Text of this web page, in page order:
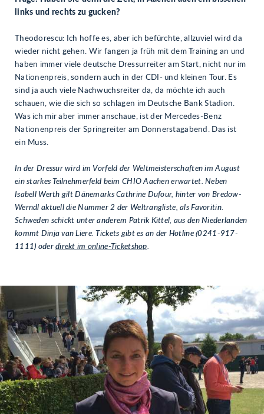
links und rechts zu gucken?
Theodorescu: Ich hoffe es, aber ich befürchte, allzuviel wird da
wieder nicht gehen. Wir fangen ja früh mit dem Training an und
haben immer viele deutsche Dressurreiter am Start, nicht nur im
Nationenpreis, sondern auch in der CDI- und kleinen Tour. Es
sind ja auch viele Nachwuchsreiter da, da möchte ich auch
schauen, wie die sich so schlagen im Deutsche Bank Stadion.
Was ich mir aber immer anschaue, ist der Mercedes-Benz
Nationenpreis der Springreiter am Donnerstagabend. Das ist
ein Muss.
In der Dressur wird im Vorfeld der Weltmeisterschaften im August
ein starkes Teilnehmerfeld beim CHIO Aachen erwartet. Neben
Isabell Werth gilt Dänemarks Cathrine Dufour, hinter von Bredow-
Werndl aktuell die Nummer 2 der Weltrangliste, als Favoritin.
Schweden schickt unter anderem Patrik Kittel, aus den Niederlanden
kommt Dinja van Liere. Tickets gibt es an der Hotline (0241-917-
1111) oderdirekt im online-Ticketshop.